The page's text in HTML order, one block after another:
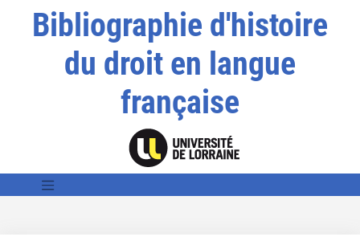
Bibliographie d'histoire
du droit en langue
française